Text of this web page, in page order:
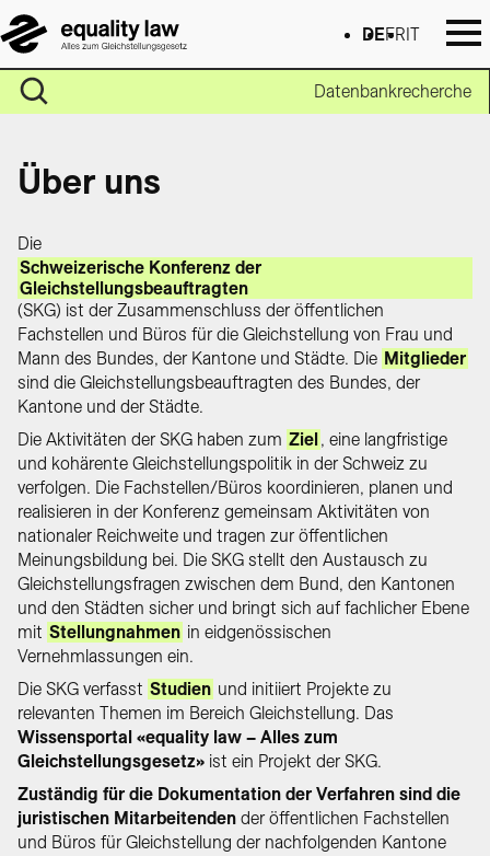
DEFR IT
Datenbankrecherche
Über uns
Die
Schweizerische Konferenz der
Gleichstellungsbeauftragten
(SKG) ist der Zusammenschluss der öffentlichen
Fachstellen und Büros für die Gleichstellung von Frau und
Mann des Bundes, der Kantone und Städte. Die Mitglieder
sind die Gleichstellungsbeauftragten des Bundes, der
Kantone und der Städte.
Die Aktivitäten der SKG haben zum Ziel , eine langfristige
und kohärente Gleichstellungspolitik in der Schweiz zu
verfolgen. Die Fachstellen/Büros koordinieren, planen und
realisieren in der Konferenz gemeinsam Aktivitäten von
nationaler Reichweite und tragen zur öffentlichen
Meinungsbildung bei. Die SKG stellt den Austausch zu
Gleichstellungsfragen zwischen dem Bund, den Kantonen
und den Städten sicher und bringt sich auf fachlicher Ebene
mit Stellungnahmen in eidgenössischen
Vernehmlassungen ein.
Die SKG verfasst Studien und initiiert Projekte zu
relevanten Themen im Bereich Gleichstellung. Das
Wissensportal «equality law – Alles zum
Gleichstellungsgesetz» ist ein Projekt der SKG.
Zuständig für die Dokumentation der Verfahren sind die
juristischen Mitarbeitenden der öffentlichen Fachstellen
und Büros für Gleichstellung der nachfolgenden Kantone